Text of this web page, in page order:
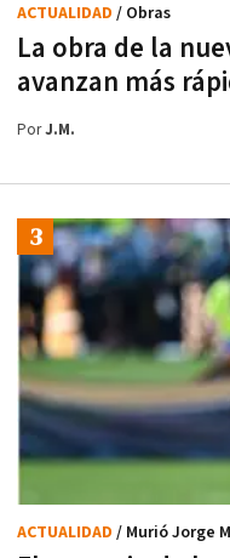
La obra de la
avanzan más
ACTUALIDAD / Obras
PorJ.M.
ACTUALIDAD / Murió Jorge